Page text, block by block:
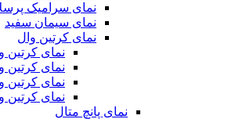
نمای سرامیک
نمای سیمان سفید
نمای کرتین وال
نمای
نمای کرتین
نمای
نمای کرتین
نمای پانچ متال